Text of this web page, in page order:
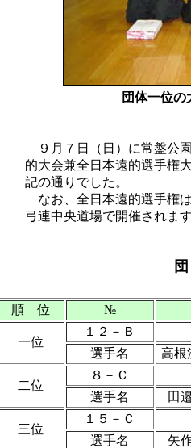
団体一位
９月７日（日）に常盤公
的大会兼全日本遠的選手権
記の通りでした。
なお、全日本遠的選手権
弓連中央道場で開催されま
順 位 №
一位
１２－Ｂ
選手名
高
二位
８－Ｃ
選手名
田
三位
１５－Ｃ
選手名
矢